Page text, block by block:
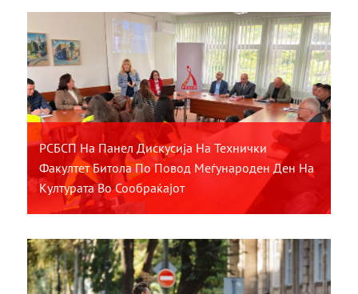
РСБСП На Панел Дискусија На Технички
Факултет Битола По Повод Меѓународен Ден На
Културата Во Сообраќајот